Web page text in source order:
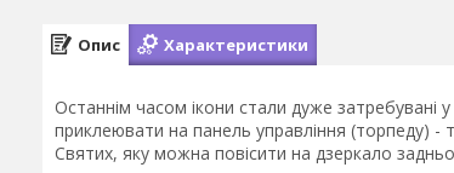
Опис Характеристики
Останнім часом ікони стали дуже затребувані
приклеювати на панель управління (торпеду) -
Святих, яку можна повісити на дзеркало